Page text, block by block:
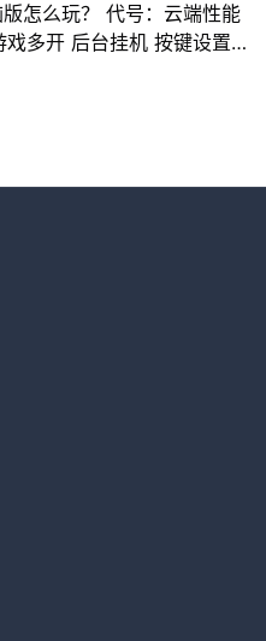
怎么玩？ 代号：云端性能
多开 后台挂机 按键设置